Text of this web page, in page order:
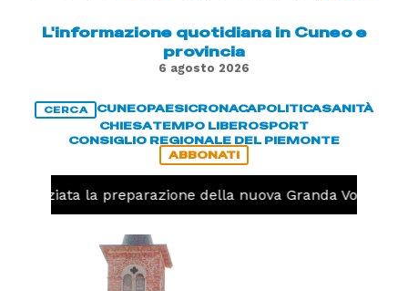
L'informazione quotidiana in Cuneo e
provincia
6 agosto 2026
CERCA CUNEOPAESICRONACAPOLITICASANITÀ
CHIESATEMPO LIBEROSPORT
CONSIGLIO REGIONALE DEL PIEMONTE
ABBONATI
iniziata la preparazione della nuova Granda Volley